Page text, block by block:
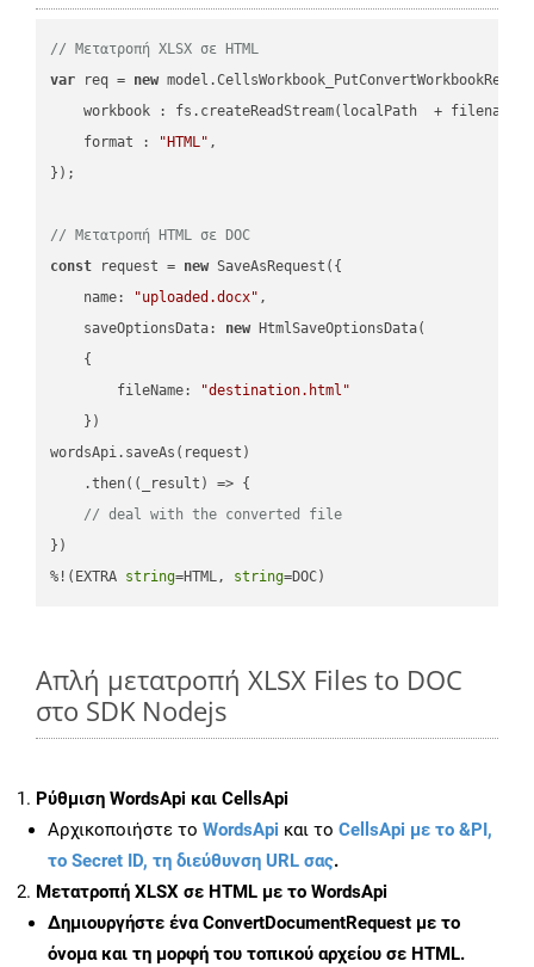
// Μετατροπή XLSX σε HTML
var req = new
workbook : fs.createReadStream(localPath  + filename
format : "HTML" ,
});
// Μετατροπή HTML σε DOC
const request = new SaveAsRequest({
name: "uploaded.docx" ,
saveOptionsData: new HtmlSaveOptionsData(
    {
fileName:
"destination.html"
    })
wordsApi.saveAs(request)
    .then(
( _result ) => {
// deal with the converted file
})
%!(EXTRA string=HTML, string=DOC)
Απλή μετατροπή XLSX Files to DOC
στο SDK Nodejs
Ρύθμιση WordsApi και CellsApi
Αρχικοποιήστε το WordsApi και το CellsApi με το &PI,
το Secret ID, τη διεύθυνση URL σας.
Μετατροπή XLSX σε HTML με το WordsApi
Δημιουργήστε έναConvertDocumentRequest με το
όνομα και τη μορφή του τοπικού αρχείου σε HTML.